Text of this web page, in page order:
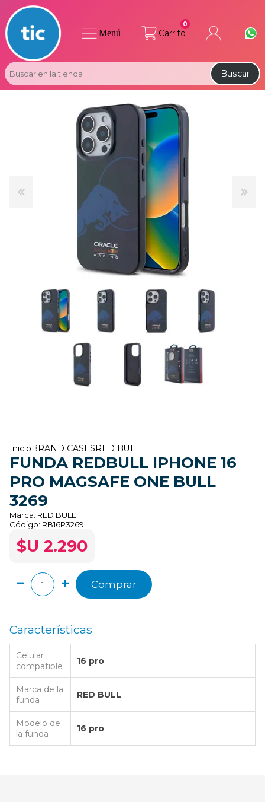
Carrito
0
Buscar
Menú
Inicio BRAND CASES RED BULL
FUNDA REDBULL IPHONE 16
PRO MAGSAFE ONE BULL
3269
Marca: RED BULL
Código: RB16P3269
$U 2.290
Comprar
Características
Celular
compatible
16 pro
Marca de la
funda
RED BULL
Modelo de
la funda
16 pro